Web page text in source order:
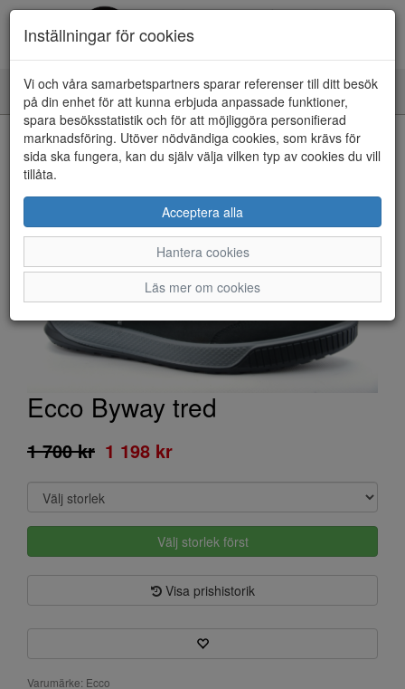
Toggle
navigation
HEM
Ecco Byway tred
1 700 kr 1 198 kr
Välj storlek först
Visa prishistorik
Varumärke: Ecco
Inställningar för cookies
Vi och våra samarbetspartners sparar referenser till ditt besök
på din enhet för att kunna erbjuda anpassade funktioner,
spara besöksstatistik och för att möjliggöra personifierad
marknadsföring. Utöver nödvändiga cookies, som krävs för
sida ska fungera, kan du själv välja vilken typ av cookies du vill
tillåta.
Acceptera alla
Hantera cookies
Läs mer om cookies